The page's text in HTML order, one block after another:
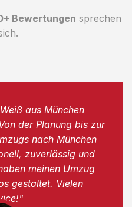
Bewertungen sprechen
aus München
der Planung bis zur
nach München
zuverlässig und
meinen Umzug
gestaltet. Vielen